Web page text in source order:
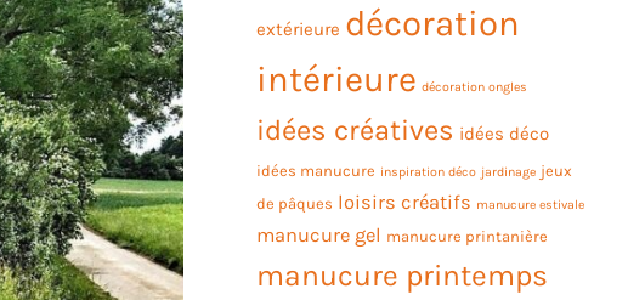
extérieure décoration
intérieure décoration ongles
idées créatives idées déco
idées manucure inspiration déco jardinage jeux
de pâques loisirs créatifs manucure estivale
manucure gel manucure printanière
manucure printemps